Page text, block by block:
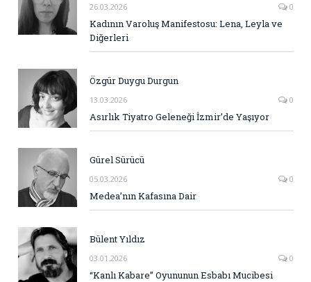
26.03.2026 0
Kadının Varoluş Manifestosu: Lena, Leyla ve
Diğerleri
Özgür Duygu Durgun
13.03.2026 0
Asırlık Tiyatro Geleneği İzmir’de Yaşıyor
Gürel Sürücü
05.03.2026 0
Medea’nın Kafasına Dair
Bülent Yıldız
03.01.2026 0
“Kanlı Kabare” Oyununun Esbabı Mucibesi